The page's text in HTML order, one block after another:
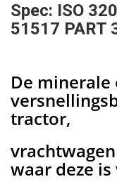
Spec: ISO
51517 PART
De
tractor,
waar deze